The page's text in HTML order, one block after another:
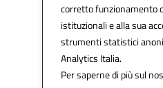
corretto funzionamento
istituzionali e alla sua
strumenti statistici
Analytics Italia.
Per saperne di più sul